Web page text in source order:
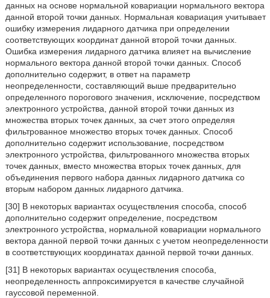
данных на основе нормальной ковариации нормального вектора
данной второй точки данных. Нормальная ковариация учитывает
ошибку измерения лидарного датчика при определении
соответствующих координат данной второй точки данных.
Ошибка измерения лидарного датчика влияет на вычисление
нормального вектора данной второй точки данных. Способ
дополнительно содержит, в ответ на параметр
неопределенности, составляющий выше предварительно
определенного порогового значения, исключение, посредством
электронного устройства, данной второй точки данных из
множества вторых точек данных, за счет этого определяя
фильтрованное множество вторых точек данных. Способ
дополнительно содержит использование, посредством
электронного устройства, фильтрованного множества вторых
точек данных, вместо множества вторых точек данных, для
объединения первого набора данных лидарного датчика со
вторым набором данных лидарного датчика.
[30] В некоторых вариантах осуществления способа, способ
дополнительно содержит определение, посредством
электронного устройства, нормальной ковариации нормального
вектора данной первой точки данных с учетом неопределенности
в соответствующих координатах данной первой точки данных.
[31] В некоторых вариантах осуществления способа,
неопределенность аппроксимируется в качестве случайной
гауссовой переменной.